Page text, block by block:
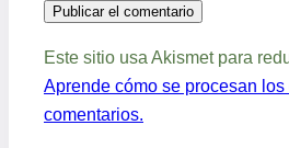
Este sitio usa Akismet para
Aprende cómo se procesan
comentarios.